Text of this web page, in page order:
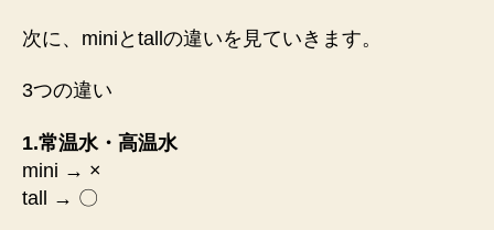
次に、miniとtallの違いを見ていきます。
3つの違い
1.常温水・高温水
mini → ×
tall → 〇